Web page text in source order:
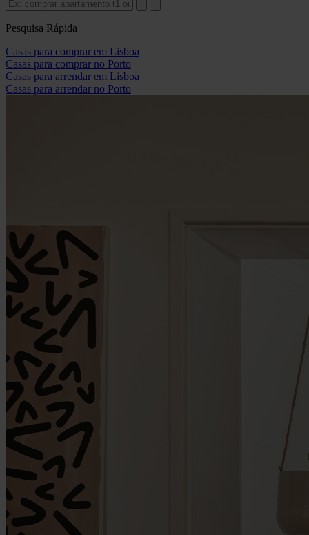
Pesquisa Rápida
Casas para comprar em Lisboa
Casas para comprar no Porto
Casas para arrendar em Lisboa
Casas para arrendar no Porto